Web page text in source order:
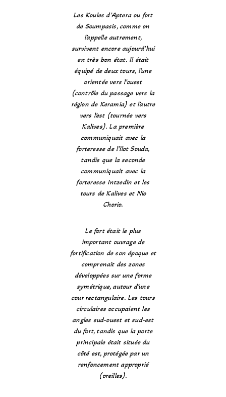
Les Koules d’Aptera ou fort
de Soumpasis, comme on
l’appelle autrement,
survivent encore aujourd’hui
en très bon état. Il était
équipé de deux tours, l’une
orientée vers l’ouest
(contrôle du passage vers la
région de Keramia) et l’autre
vers l’est (tournée vers
Kalives). La première
communiquait avec la
forteresse de l’îlot Souda,
tandis que la seconde
communiquait avec la
forteresse Intzedin et les
tours de Kalives et Nio
Chorio.
Le fort était le plus
important ouvrage de
fortification de son époque et
comprenait des zones
développées sur une forme
symétrique, autour d’une
cour rectangulaire. Les tours
circulaires occupaient les
angles sud-ouest et sud-est
du fort, tandis que la porte
principale était située du
côté est, protégée par un
renfoncement approprié
(oreilles).